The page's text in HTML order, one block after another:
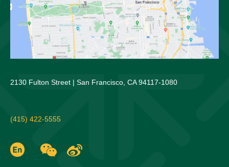
2130 Fulton Street | San Francisco, CA 94117-1080
(415) 422-5555